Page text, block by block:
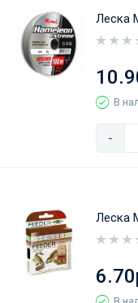
Леска
В
-
Леска